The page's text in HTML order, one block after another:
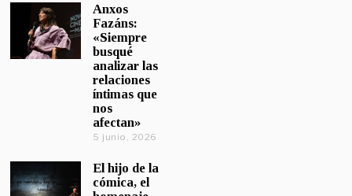
Anxos
Fazáns:
«Siempre
busqué
analizar las
relaciones
íntimas que
nos
afectan»
5 junio, 2026
El hijo de la
cómica, el